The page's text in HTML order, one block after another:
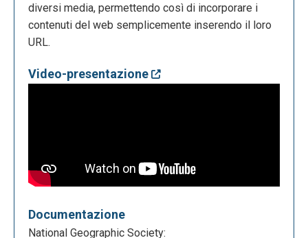
diversi media, permettendo così di incorporare i
contenuti del web semplicemente inserendo il loro
URL.
Video-presentazione
Documentazione
National Geographic Society: